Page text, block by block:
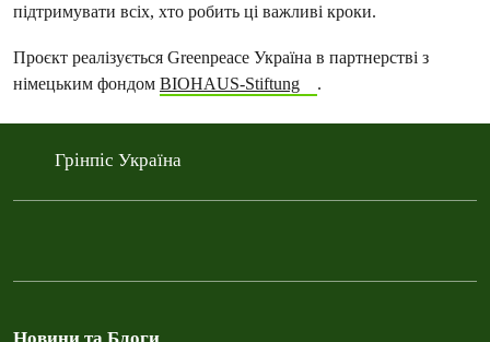
підтримувати всіх, хто робить ці важливі кроки.
Проєкт реалізується Greenpeace Україна в партнерстві з
німецьким фондом BIOHAUS-Stiftung .
Грінпіс Україна